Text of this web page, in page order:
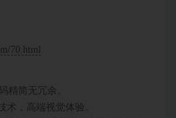
70.html
精简无冗余。
术，高端视觉体验。